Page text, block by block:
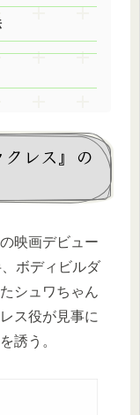
レス』の
映画デビュー
ボディビルダ
シュワちゃん
ス役が見事に
誘う。